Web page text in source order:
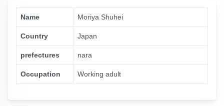
Name Moriya Shuhei
Country Japan
prefectures nara
Occupation Working adult